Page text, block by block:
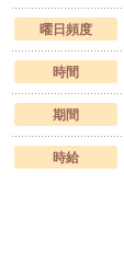
曜日頻度
時間
期間
時給